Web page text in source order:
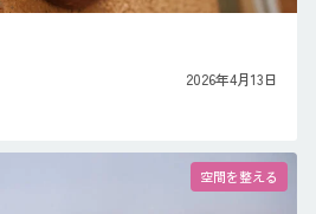
2026年4月13日
空間を整える